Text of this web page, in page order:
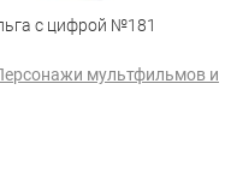
с цифрой №181
мультфильмов и